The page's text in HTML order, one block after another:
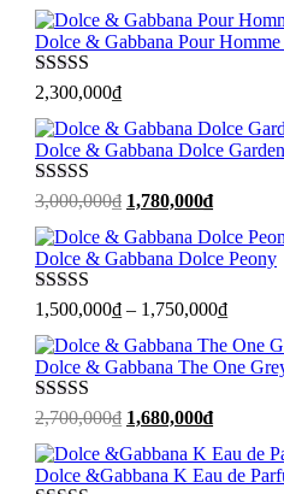
Dolce & Gabbana Pour
Được xếp
2,300,000₫
Dolce & Gabbana Dolce Garden
Được xếp
3,000,000₫ Giá
là:
3,000,000₫.
1,780,000₫Giá
tại
là:
Dolce & Gabbana Dolce Peony
Được xếp
1,500,000₫ – 1,750,000₫
Dolce & Gabbana The One
Được xếp
2,700,000₫ Giá
là:
2,700,000₫.
1,680,000₫Giá
tại
là:
Dolce &Gabbana K Eau de